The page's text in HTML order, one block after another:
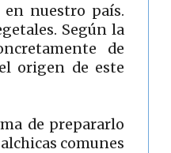
nuestro país.
Según la
de
origen de este
de prepararlo
comunes